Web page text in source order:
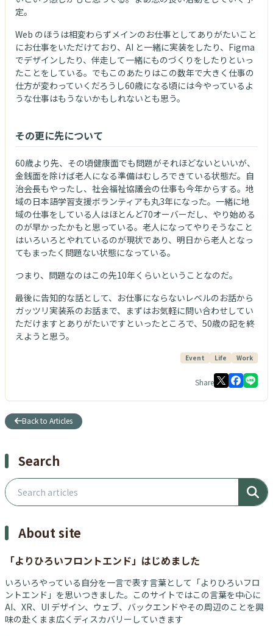
定。
Web のほうは相変わらずメインのお仕事としてありがたいこと
にお仕事をいただけており、AI と一緒に実装をしたり、Figma
でデザインしたり、伴走して一緒にものづくりをしたりといっ
たことをしている。でもこのあたりはこの数年で大きく仕事の
仕方が変わっていくだろうし60歳になる頃には今やっているよ
うな仕事はもうないかもしれないとも思う。
その更に先について
60歳より先、その頃健康面でも問題がそれほどないといいが、
金銭面を除けば老人になる準備はむしろできている状態だ。自
治会長もやったし、社会福祉協議会の仕事も今年からする。地
域の日本語学習支援ボランティアも丸3年になった。一緒に地
域の仕事をしている人はほとんど70オーバーだし、やり始める
のが早かったかもと思っている。老人になってやりそうなこと
はいろいろとやれているのが現状であり、明日から老人となっ
てもまったく問題ない状態になっている。
つまり、問題なのはこの先10年くらいということなのだ。
最後に告知的な話として、お仕事にならないレベルのお話から
ガッツリ実装系のお話まで、まずはお気軽に問い合わせしてい
ただけますとありがたいですといったところで、50歳の記を終
えようと思う。
Event Life Work
Share
Back to Articles
Search
Search articles
About site
「よりひろいフロントエンド」はじめました
いろいろやっている自分を一言で表す言葉として「よりひろいフロ
ントエンド」を思いつきました。このサイトではこの言葉を中心に
AI、XR、UI デザイン、ウェブ、バックエンドやその周辺のことを興
味の赴くまま広くディスカバリーしていきます